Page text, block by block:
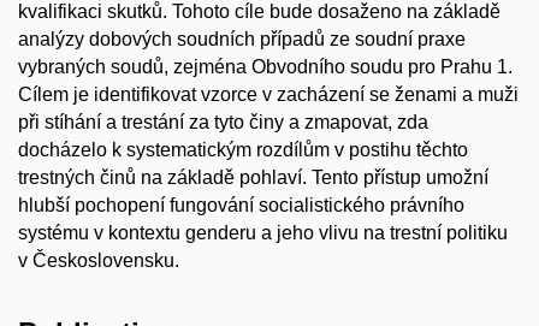
kvalifikaci skutků. Tohoto cíle bude dosaženo na základě
analýzy dobových soudních případů ze soudní praxe
vybraných soudů, zejména Obvodního soudu pro Prahu 1.
Cílem je identifikovat vzorce v zacházení se ženami a muži
při stíhání a trestání za tyto činy a zmapovat, zda
docházelo k systematickým rozdílům v postihu těchto
trestných činů na základě pohlaví. Tento přístup umožní
hlubší pochopení fungování socialistického právního
systému v kontextu genderu a jeho vlivu na trestní politiku
v Československu.